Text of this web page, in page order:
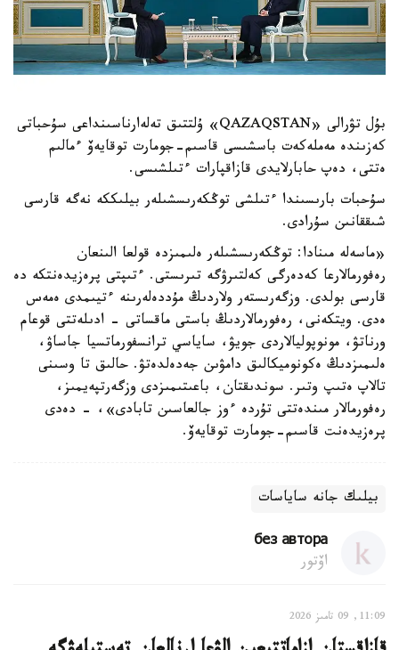
بۇل تۋرالى «QAZAQSTAN» ۇلتتىق تەلەارناسىنداعى سۇحباتى
كەزىندە مەملەكەت باسشىسى قاسىم-جومارت توقايەۆ ءمالىم
ەتتى، دەپ حابارلايدى قازاقپارات ءتىلشىسى.
سۇحبات بارىسىندا ءتىلشى توڭكەرىسشىلەر بيلىككە نەگە قارسى
شىققانىن سۇرادى.
«ماسەلە مىنادا: توڭكەرىسشىلەر ەلىمىزدە قولعا الىنعان
رەفورمالارعا كەدەرگى كەلتىرۋگە تىرىستى. ءتىپتى پرەزيدەنتكە دە
قارسى بولدى. وزگەرىستەر ولاردىڭ مۇددەلەرىنە ءتيىمدى ەمەس
ەدى. ويتكەنى، رەفورمالاردىڭ باستى ماقساتى - ادىلەتتى قوعام
ورناتۋ، مونوپوليالاردى جويۋ، ساياسي ترانسفورماتسيا جاساۋ،
ەلىمىزدىڭ ەكونوميكالىق دامۋىن جەدەلدەتۋ. حالىق تا وسىنى
تالاپ ەتىپ وتىر. سوندىقتان، باعىتىمىزدى وزگەرتپەيمىز،
رەفورمالار مىندەتتى تۇردە ءوز جالعاسىن تابادى»، - دەدى
پرەزيدەنت قاسىم-جومارت توقايەۆ.
بيلىك جانە ساياسات
без автора
اۆتور
11:09, 09 تامىز 2026